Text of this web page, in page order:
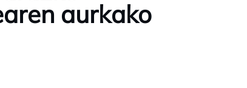
aurkako